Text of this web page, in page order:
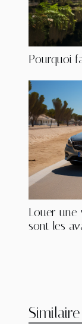
Pourquoi
Louer une
sont les
Similaire